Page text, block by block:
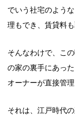
でいう社宅のよう
理もでき、賃貸料
そんなわけで、こ
の家の裏手にあっ
オーナーが直接管
それは、江戸時代